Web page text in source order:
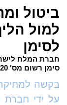
ביטול
למול
לסימן
חברת המלח
סימן רשום מס' 199620
בקשה